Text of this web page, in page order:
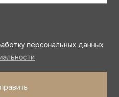
персональных данных